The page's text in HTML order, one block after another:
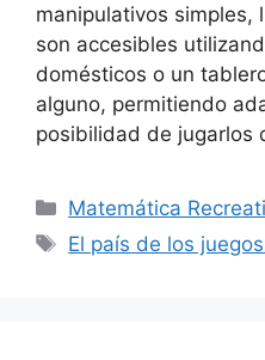
manipulativos simples,
son accesibles
domésticos o un
alguno, permitiendo
posibilidad de jugarlos
Categorías
Matemática
Etiquetas
El país de los